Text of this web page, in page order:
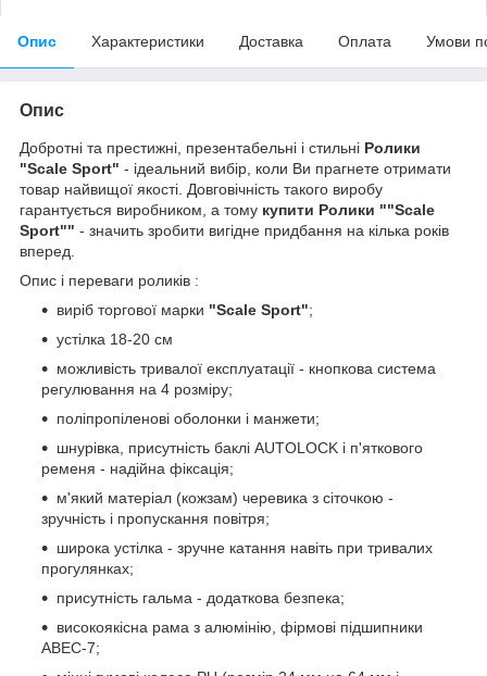
Опис Характеристики Доставка Оплата Умови
Опис
Добротні та престижні, презентабельні і стильні Ролики
"Scale Sport" - ідеальний вибір, коли Ви прагнете отримати
товар найвищої якості. Довговічність такого виробу
гарантується виробником, а тому купити Ролики ""Scale
Sport"" - значить зробити вигідне придбання на кілька років
вперед.
Опис і переваги роликів :
виріб торгової марки "Scale Sport";
устілка 18-20 см
можливість тривалої експлуатації - кнопкова система
регулювання на 4 розміру;
поліпропіленові оболонки і манжети;
шнурівка, присутність баклі AUTОLOCK і п'яткового
ременя - надійна фіксація;
м'який матеріал (кожзам) черевика з сіточкою -
зручність і пропускання повітря;
широка устілка - зручне катання навіть при тривалих
прогулянках;
присутність гальма - додаткова безпека;
високоякісна рама з алюмінію, фірмові підшипники
ABEC-7;